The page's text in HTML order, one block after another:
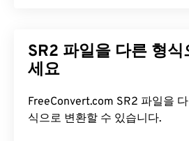
SR2 파일을 다른 형
세요
FreeConvert.com SR2 파일을 다음과 같은 다른 형
식으로 변환할 수 있습니다.